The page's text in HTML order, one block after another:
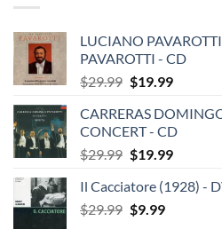
LUCIANO PAVAROTTI
PAVAROTTI - CD
$29.99 Original
was:
$29.99.
$19.99Current
is:
$19.99.
CARRERAS
CONCERT - CD
$29.99 Original
was:
$29.99.
$19.99Current
is:
Il Cacciatore (1928) -
$29.99 Original
$9.99Current